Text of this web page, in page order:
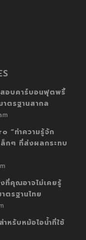
สอบคาร์บอนฟุตพริ้
ตรฐานสากล
“ทำความรู้จัก
กๆ ที่ส่งผลกระทบ
ที่คุณอาจไม่เคยรู้
ตรฐานไทย
หรับหม้อไอน้ำที่ใช้